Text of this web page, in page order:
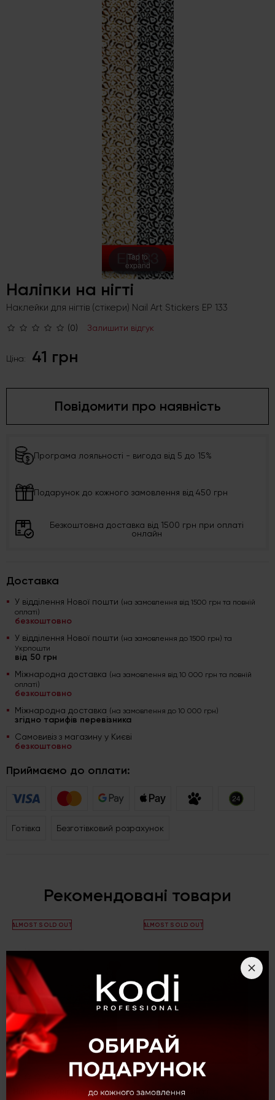
Tap to
expand
Наліпки на нігті
Наклейки для нігтів (стікери) Nail Art Stickers EP 133
(0) Залишити відгук
Ціна: 41 грн
Повідомити про наявність
Програма лояльності - вигода від 5 до 15%
Подарунок до кожного замовлення від 450 грн
Безкоштовна доставка від 1500 грн при оплаті
онлайн
Доставка
У відділення Нової пошти (на замовлення від 1500 грн та повній
оплаті)
безкоштовно
У відділення Нової пошти (на замовлення до 1500 грн) та
Укрпошти
від 50 грн
Міжнародна доставка (на замовлення від 10 000 грн та повній
оплаті)
безкоштовно
Міжнародна доставка (на замовлення до 10 000 грн)
згідно тарифів перевізника
Самовивіз з магазину у Києві
безкоштовно
Приймаємо до оплати:
Готівка Безготівковий розрахунок
Рекомендовані товари
ALMOST SOLD OUT
(0)
ALMOST SOLD OUT
(0)
Наліпки на нігті